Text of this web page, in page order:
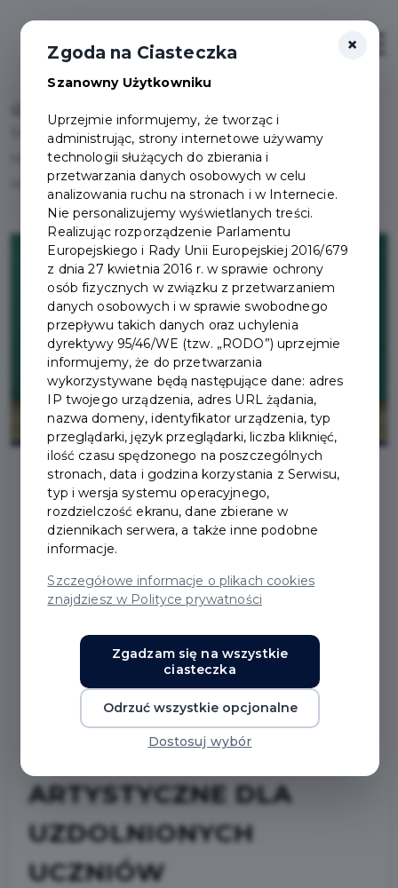
Stypendia Burmistrza Pruszcza Gdańskiego za wyniki w
nauce, osiągnięcia sportowe lub artystyczne dla
uzdolnionych uczniów
2024-06-03
STYPENDIA
BURMISTRZA PRUSZCZA
GDAŃSKIEGO ZA
WYNIKI W NAUCE,
OSIĄGNIĘCIA
SPORTOWE LUB
ARTYSTYCZNE DLA
UZDOLNIONYCH
UCZNIÓW
×
Zgoda na Ciasteczka
Szanowny Użytkowniku
Uprzejmie informujemy, że tworząc i
administrując, strony internetowe używamy
technologii służących do zbierania i
przetwarzania danych osobowych w celu
analizowania ruchu na stronach i w Internecie.
Nie personalizujemy wyświetlanych treści.
Realizując rozporządzenie Parlamentu
Europejskiego i Rady Unii Europejskiej 2016/679
z dnia 27 kwietnia 2016 r. w sprawie ochrony
osób fizycznych w związku z przetwarzaniem
danych osobowych i w sprawie swobodnego
przepływu takich danych oraz uchylenia
dyrektywy 95/46/WE (tzw. „RODO”) uprzejmie
informujemy, że do przetwarzania
wykorzystywane będą następujące dane: adres
IP twojego urządzenia, adres URL żądania,
nazwa domeny, identyfikator urządzenia, typ
przeglądarki, język przeglądarki, liczba kliknięć,
ilość czasu spędzonego na poszczególnych
stronach, data i godzina korzystania z Serwisu,
typ i wersja systemu operacyjnego,
rozdzielczość ekranu, dane zbierane w
dziennikach serwera, a także inne podobne
informacje.
Szczegółowe informacje o plikach cookies
znajdziesz w Polityce prywatności
Zgadzam się na wszystkie
ciasteczka
Odrzuć wszystkie opcjonalne
Dostosuj wybór